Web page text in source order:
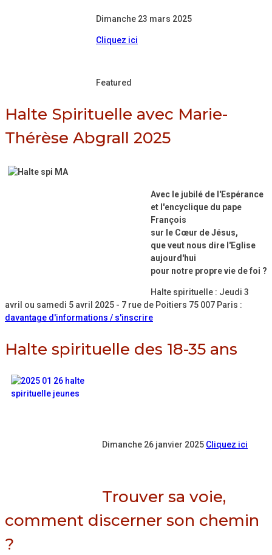
Dimanche 23 mars 2025
Cliquez ici
Featured
Halte Spirituelle avec Marie-
Thérèse Abgrall 2025
Avec le jubilé de l'Espérance
et l'encyclique du pape
François
sur le Cœur de Jésus,
que veut nous dire l'Eglise
aujourd'hui
pour notre propre vie de foi ?
Halte spirituelle : Jeudi 3
avril ou samedi 5 avril 2025 - 7 rue de Poitiers 75 007 Paris :
davantage d'informations / s'inscrire
Halte spirituelle des 18-35 ans
Dimanche 26 janvier 2025 Cliquez ici
Trouver sa voie,
comment discerner son chemin
?